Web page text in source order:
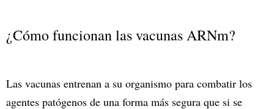
¿Cómo funcionan las vacunas ARNm?
Las vacunas entrenan a su organismo para combatir los
agentes patógenos de una forma más segura que si se